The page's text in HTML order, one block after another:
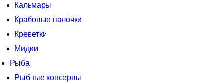
Кальмары
Крабовые палочки
Креветки
Мидии
Рыба
Рыбные консервы